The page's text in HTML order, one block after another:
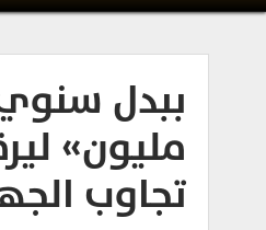
ببدل سنوي
مليون»
تجاوب